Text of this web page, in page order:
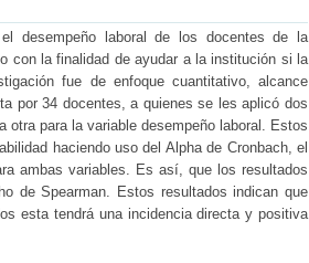
desempeño laboral de los docentes de la
con la finalidad de ayudar a la institución si la
fue de enfoque cuantitativo, alcance
por 34 docentes, a quienes se les aplicó dos
para la variable desempeño laboral. Estos
haciendo uso del Alpha de Cronbach, el
ambas variables. Es así, que los resultados
de Spearman. Estos resultados indican que
esta tendrá una incidencia directa y positiva